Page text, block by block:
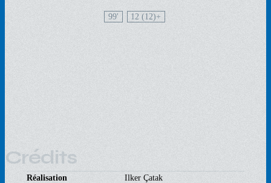
99' 12 (12)
Crédits
Réalisation
Ilker Çatak